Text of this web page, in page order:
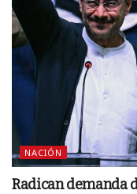
NACIÓN
Radican demanda